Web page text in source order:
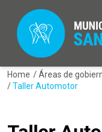
Home /Áreas de
/Taller Automotor